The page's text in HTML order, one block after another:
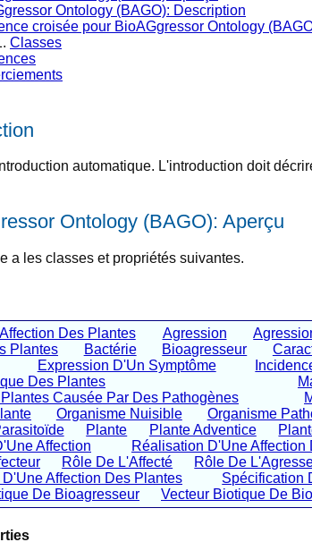
Ontology (BAGO): Description
croisée pour BioAGgressor Ontology
Classes
automatique. L'introduction doit
Ontology (BAGO): Aperçu
a les classes et propriétés suivantes.
Affection Des Plantes Agression
Plantes
Bactérie Bioagresseur
Expression D'Un Symptôme
Des Plantes
Causée Par Des Pathogènes
Organisme Nuisible Organisme
Plante Plante Adventice
Affection
Réalisation D'Une Affection
Rôle De L'Affecté Rôle De
Affection Des Plantes
Spécification
De Bioagresseur
Vecteur Biotique De